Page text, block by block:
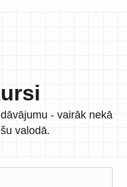
- vairāk nekā
valodā.